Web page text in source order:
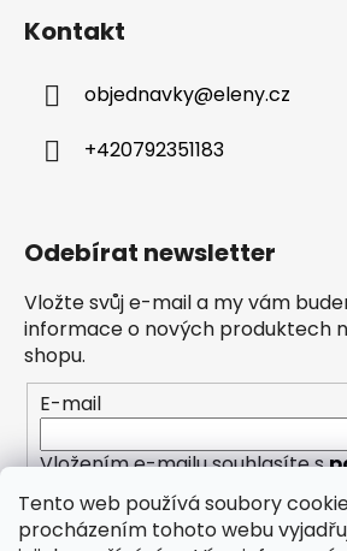
Tento web používá soubory
procházením tohoto webu
Kontakt
objednavky@eleny.cz
+420792351183
Odebírat newsletter
Vložte svůj e-mail a my vám
informace o nových produktech
shopu.
E-mail
Vložením e-mailu souhlasíte s
ochrany osobních údajů